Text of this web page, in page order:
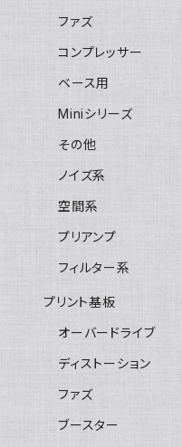
ファズ
コンプレッサー
ベース用
Miniシリーズ
その他
ノイズ系
空間系
プリアンプ
フィルター系
プリント基板
オーバードライブ
ディストーション
ファズ
ブースター